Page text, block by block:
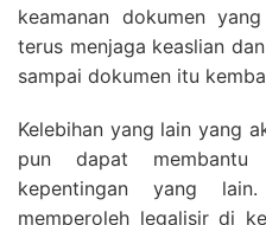
keamanan dokumen
terus menjaga keaslian
sampai dokumen itu
Kelebihan yang lain yang
pun dapat membantu
kepentingan yang
memperoleh legalisir di